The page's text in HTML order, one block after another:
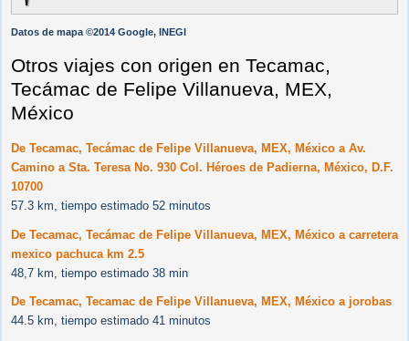
Datos de mapa ©2014 Google, INEGI
Otros viajes con origen en Tecamac,
Tecámac de Felipe Villanueva, MEX,
México
De Tecamac, Tecámac de Felipe Villanueva, MEX, México a Av.
Camino a Sta. Teresa No. 930 Col. Héroes de Padierna, México, D.F.
10700
57.3 km, tiempo estimado 52 minutos
De Tecamac, Tecámac de Felipe Villanueva, MEX, México a carretera
mexico pachuca km 2.5
48,7 km, tiempo estimado 38 min
De Tecamac, Tecamac de Felipe Villanueva, MEX, México a jorobas
44.5 km, tiempo estimado 41 minutos